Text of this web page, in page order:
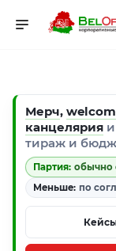
Мерч,
канцелярия и
тираж и
Партия: обычно
Меньше: по